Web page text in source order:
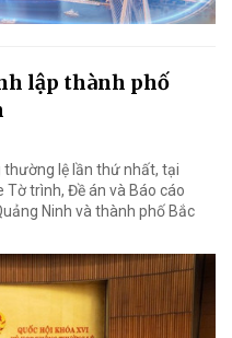
lập thành phố
lệ lần thứ nhất, tại
trình, Đề án và Báo cáo
Ninh và thành phố Bắc